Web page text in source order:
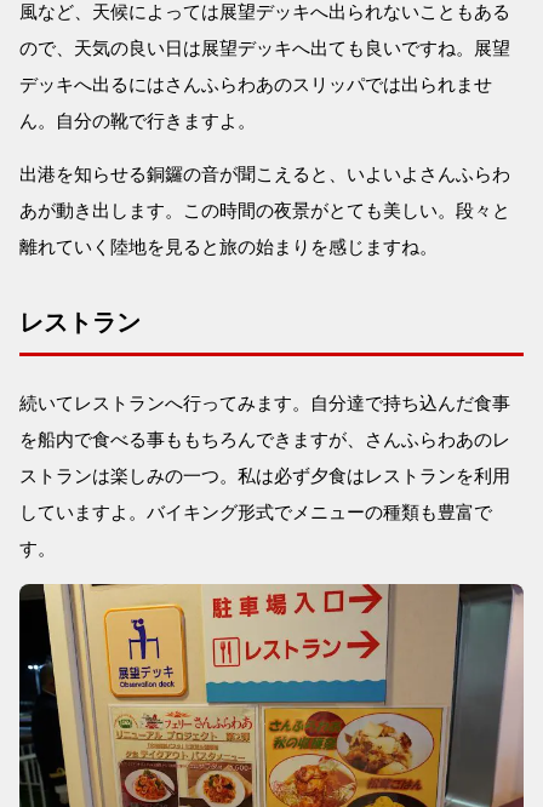
風など、天候によっては展望デッキへ出られないこともある
ので、天気の良い日は展望デッキへ出ても良いですね。展望
デッキへ出るにはさんふらわあのスリッパでは出られませ
ん。自分の靴で行きますよ。
出港を知らせる銅鑼の音が聞こえると、いよいよさんふらわ
あが動き出します。この時間の夜景がとても美しい。段々と
離れていく陸地を見ると旅の始まりを感じますね。
レストラン
続いてレストランへ行ってみます。自分達で持ち込んだ食事
を船内で食べる事ももちろんできますが、さんふらわあのレ
ストランは楽しみの一つ。私は必ず夕食はレストランを利用
していますよ。バイキング形式でメニューの種類も豊富で
す。